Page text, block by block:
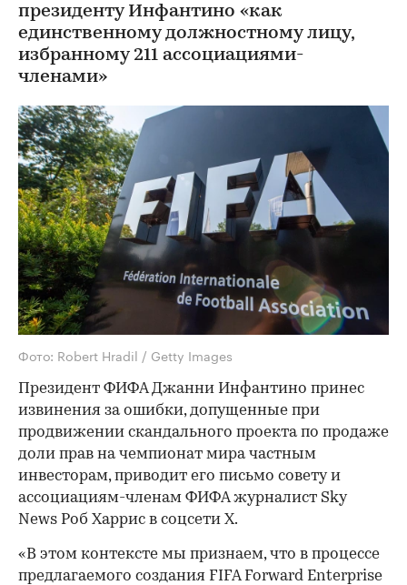
президенту Инфантино «как
единственному должностному лицу,
избранному 211 ассоциациями-
членами»
Фото: Robert Hradil / Getty Images
Президент ФИФА Джанни Инфантино принес
извинения за ошибки, допущенные при
продвижении скандального проекта по продаже
доли прав на чемпионат мира частным
инвесторам, приводит его письмо совету и
ассоциациям-членам ФИФА журналист Sky
News Роб Харрис в соцсети Х.
«В этом контексте мы признаем, что в процессе
предлагаемого создания FIFA Forward Enterprise